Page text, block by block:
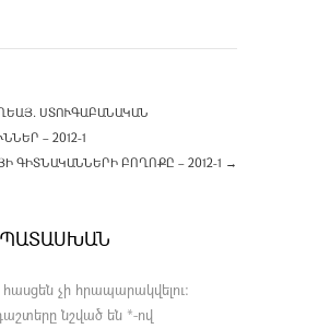
ՍՏՈՒԳԱԲԱՆԱԿԱՆ
– 2012-1
ԳԻՏՆԱԿԱՆՆԵՐԻ ԲՈՂՈՔԸ – 2012-1 →
չի հրապարակվելու։
նշված են *-ով